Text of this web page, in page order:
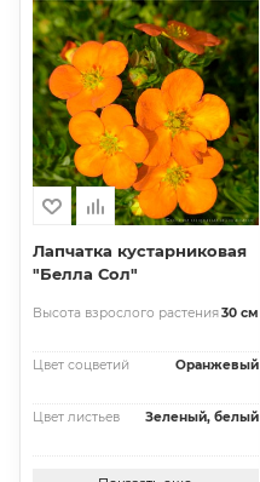
Лапчатка кустарниковая
"Белла Сол"
Высота взрослого растения30 см
Цвет соцветий Оранжевый
Цвет листьев Зеленый, белый